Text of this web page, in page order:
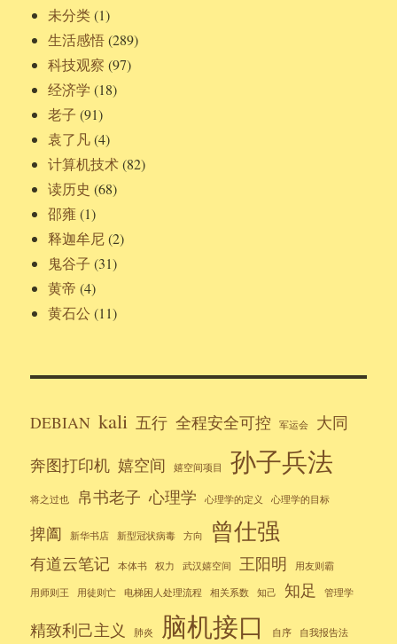
未分类(1)
生活感悟(289)
科技观察 (97)
经济学 (18)
老子 (91)
袁了凡(4)
计算机技术(82)
读历史 (68)
邵雍 (1)
释迦牟尼(2)
鬼谷子 (31)
黄帝 (4)
黄石公 (11)
DEBIAN kali 五行 全程安全可控 军运会
大同
奔图打印机 嬉空间 嬉空间项目 孙子兵法
将之过也 帛书老子 心理学 心理学的定义 心理学的目标
捭阖 新华书店 新型冠状病毒 方向 曾仕强
有道云笔记 本体书 权力 武汉嬉空间 王阳明 用友则霸
用师则王 用徒则亡 电梯困人处理流程 相关系数 知己 知足 管理学
精致利己主义 肺炎 脑机接口 自序 自我报告法